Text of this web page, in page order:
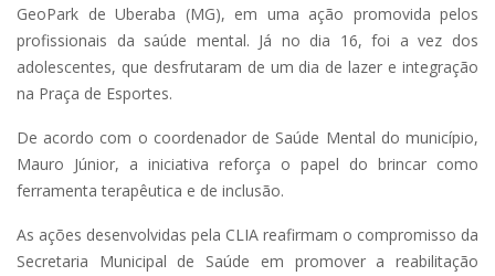
GeoPark de Uberaba (MG), em uma ação promovida pelos
profissionais da saúde mental. Já no dia 16, foi a vez dos
adolescentes, que desfrutaram de um dia de lazer e integração
na Praça de Esportes.
De acordo com o coordenador de Saúde Mental do município,
Mauro Júnior, a iniciativa reforça o papel do brincar como
ferramenta terapêutica e de inclusão.
As ações desenvolvidas pela CLIA reafirmam o compromisso da
Secretaria Municipal de Saúde em promover a reabilitação